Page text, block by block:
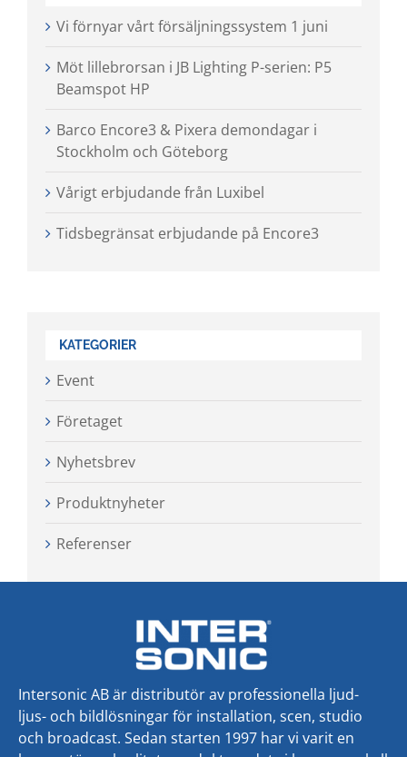
Vi förnyar vårt försäljningssystem 1 juni
Möt lillebrorsan i JB Lighting P-serien: P5
Beamspot HP
Barco Encore3 & Pixera demondagar i
Stockholm och Göteborg
Vårigt erbjudande från Luxibel
Tidsbegränsat erbjudande på Encore3
KATEGORIER
Event
Företaget
Nyhetsbrev
Produktnyheter
Referenser
Intersonic AB är distributör av professionella ljud-
ljus- och bildlösningar för installation, scen, studio
och broadcast. Sedan starten 1997 har vi varit en